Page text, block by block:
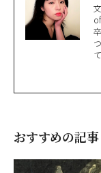
おすすめの記事